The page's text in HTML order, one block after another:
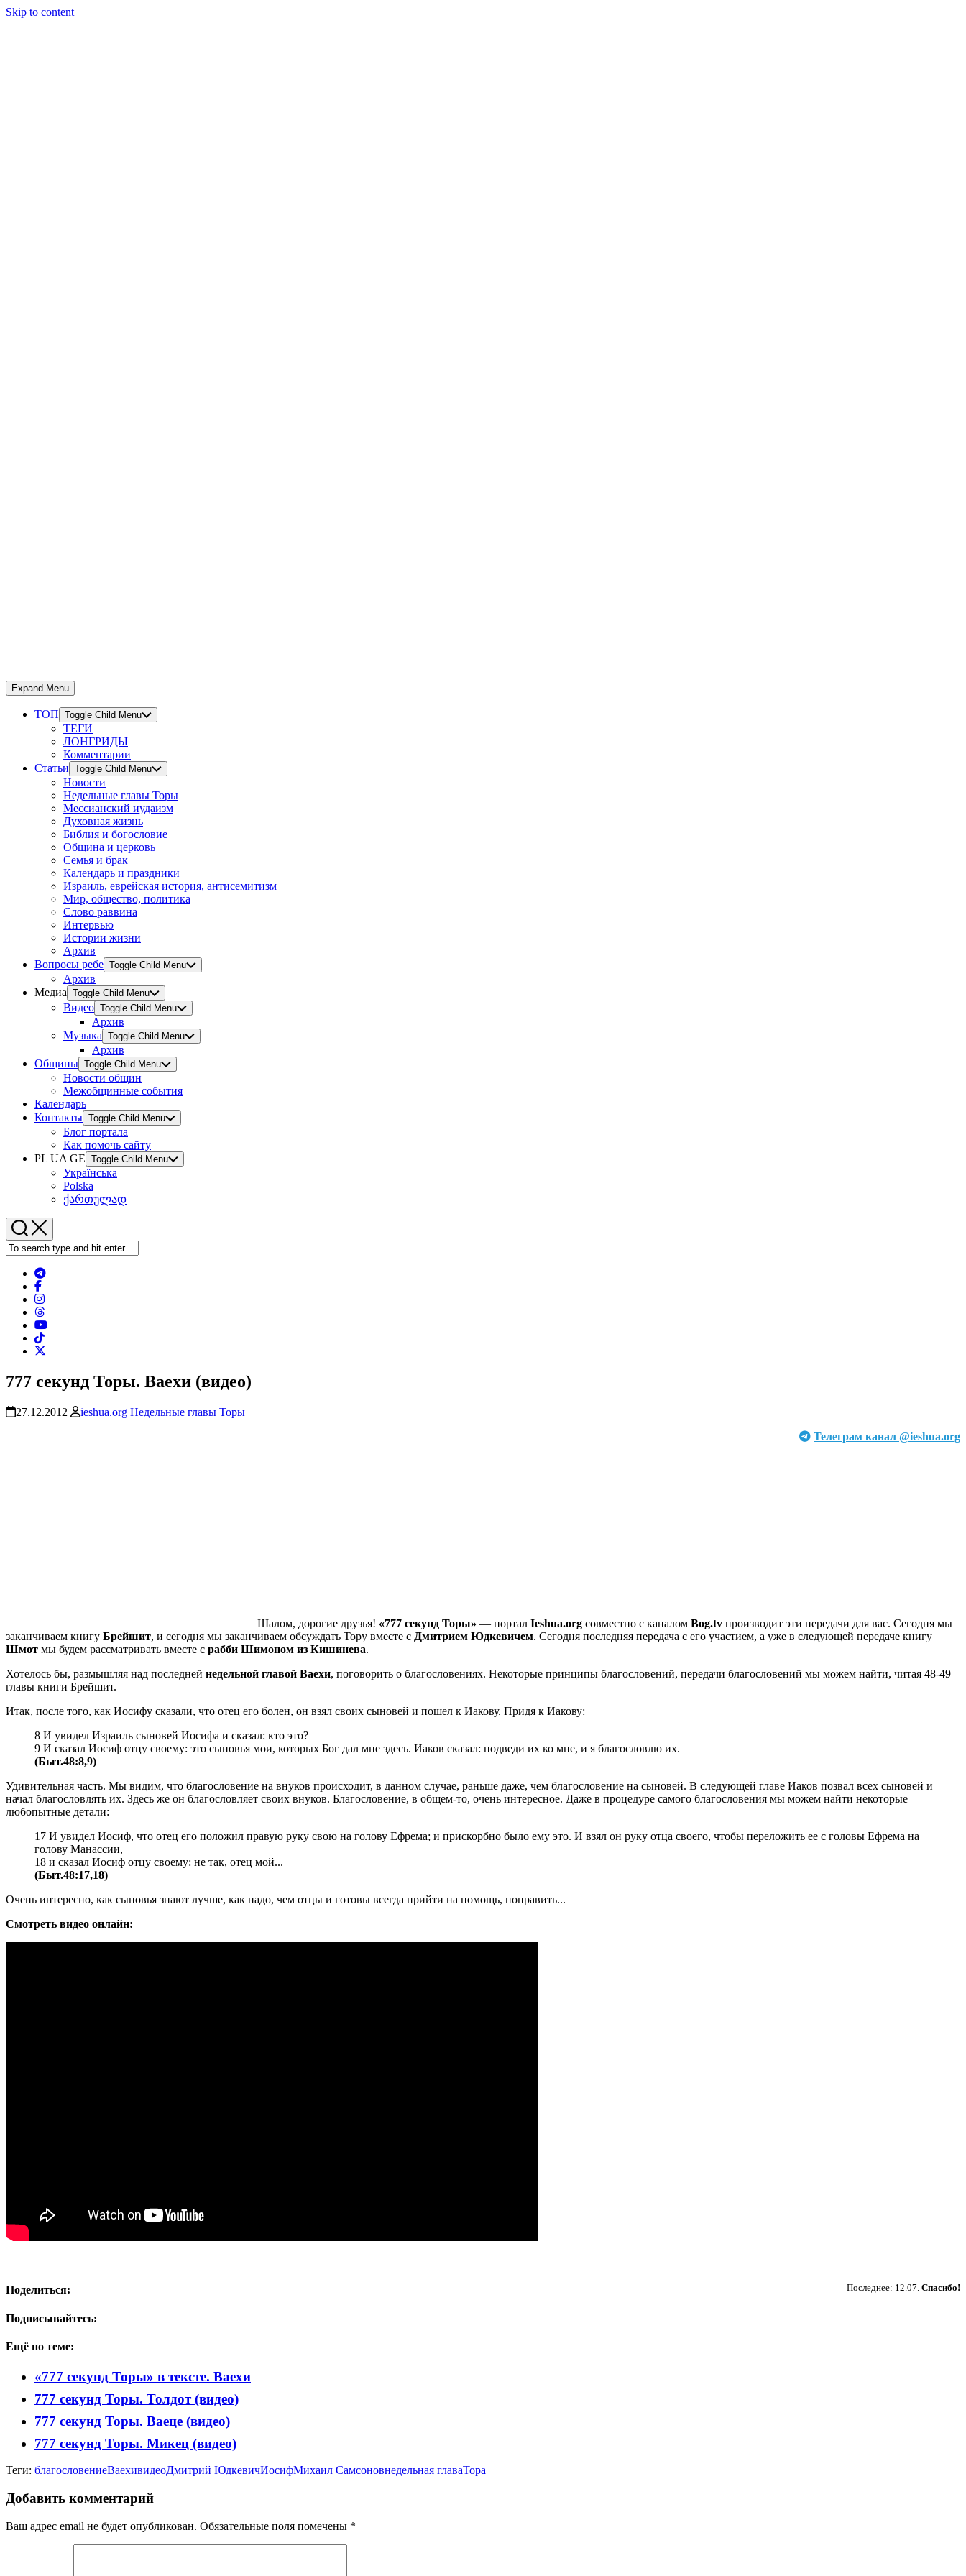
Skip to content
Expand Menu
ТОП Toggle Child Menu
ТЕГИ
ЛОНГРИДЫ
Комментарии
Статьи Toggle Child Menu
Новости
Недельные главы Торы
Мессианский иудаизм
Духовная жизнь
Библия и богословие
Община и церковь
Семья и брак
Календарь и праздники
Израиль, еврейская история, антисемитизм
Мир, общество, политика
Слово раввина
Интервью
Истории жизни
Архив
Вопросы ребе Toggle Child Menu
Архив
Медиа Toggle Child Menu
Видео Toggle Child Menu
Архив
Музыка Toggle Child Menu
Архив
Общины Toggle Child Menu
Новости общин
Межобщинные события
Календарь
Контакты Toggle Child Menu
Блог портала
Как помочь сайту
PL UA GE Toggle Child Menu
Українська
Polska
ქართულად
777 секунд Торы. Ваехи (видео)
27.12.2012 ieshua.org Недельные главы Торы
Телеграм канал @ieshua.org
Шалом, дорогие друзья! «777 секунд Торы» — портал Ieshua.org совместно с каналом Bog.tv производит эти передачи для вас. Сегодня мы
заканчиваем книгу Брейшит, и сегодня мы заканчиваем обсуждать Тору вместе с Дмитрием Юдкевичем. Сегодня последняя передача с его участием, а уже в следующей передаче книгу
Шмот мы будем рассматривать вместе с рабби Шимоном из Кишинева.
Хотелось бы, размышляя над последней недельной главой Ваехи, поговорить о благословениях. Некоторые принципы благословений, передачи благословений мы можем найти, читая 48-49
главы книги Брейшит.
Итак, после того, как Иосифу сказали, что отец его болен, он взял своих сыновей и пошел к Иакову. Придя к Иакову:
8 И увидел Израиль сыновей Иосифа и сказал: кто это?
9 И сказал Иосиф отцу своему: это сыновья мои, которых Бог дал мне здесь. Иаков сказал: подведи их ко мне, и я благословлю их.
(Быт.48:8,9)
Удивительная часть. Мы видим, что благословение на внуков происходит, в данном случае, раньше даже, чем благословение на сыновей. В следующей главе Иаков позвал всех сыновей и
начал благословлять их. Здесь же он благословляет своих внуков. Благословение, в общем-то, очень интересное. Даже в процедуре самого благословения мы можем найти некоторые
любопытные детали:
17 И увидел Иосиф, что отец его положил правую руку свою на голову Ефрема; и прискорбно было ему это. И взял он руку отца своего, чтобы переложить ее с головы Ефрема на
голову Манассии,
18 и сказал Иосиф отцу своему: не так, отец мой...
(Быт.48:17,18)
Очень интересно, как сыновья знают лучше, как надо, чем отцы и готовы всегда прийти на помощь, поправить...
Смотреть видео онлайн:
Последнее: 12.07. Спасибо!
Поделиться:
Подписывайтесь:
Ещё по теме:
«777 секунд Торы» в тексте. Ваехи
777 секунд Торы. Толдот (видео)
777 секунд Торы. Ваеце (видео)
777 секунд Торы. Микец (видео)
Теги: благословениеВаехивидеоДмитрий ЮдкевичИосифМихаил Самсоновнедельная главаТора
Добавить комментарий
Ваш адрес email не будет опубликован. Обязательные поля помечены *